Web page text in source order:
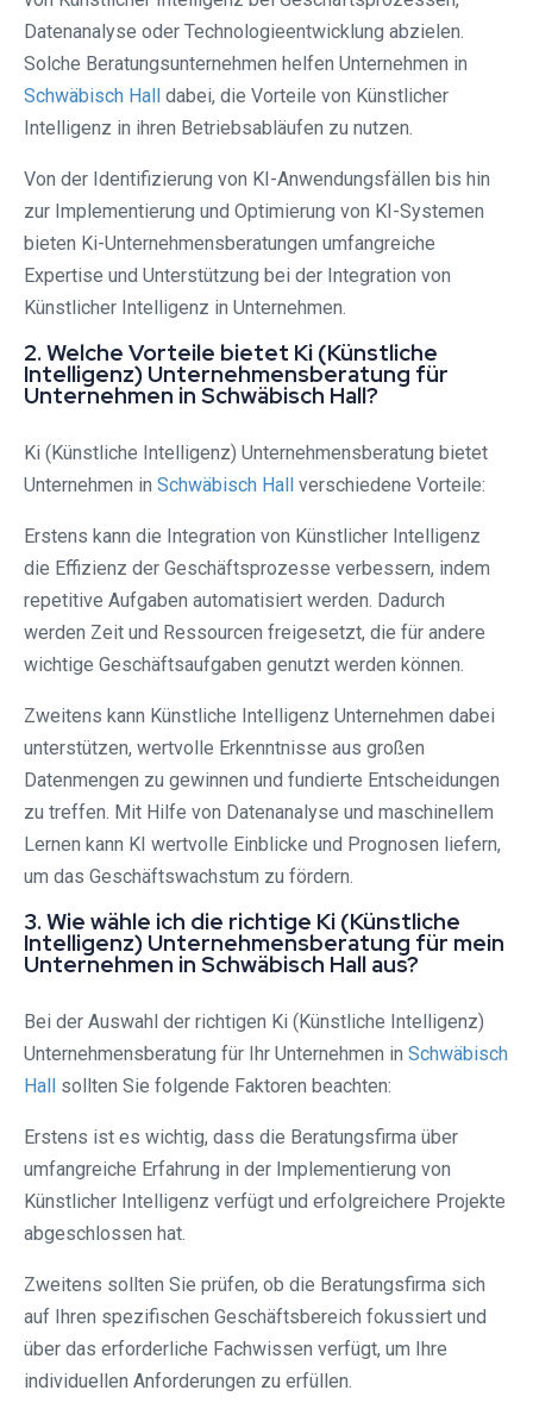
Datenanalyse oder Technologieentwicklung abzielen.
Solche Beratungsunternehmen helfen Unternehmen in
Schwäbisch Hall dabei, die Vorteile von Künstlicher
Intelligenz in ihren Betriebsabläufen zu nutzen.
Von der Identifizierung von KI-Anwendungsfällen bis hin
zur Implementierung und Optimierung von KI-Systemen
bieten Ki-Unternehmensberatungen umfangreiche
Expertise und Unterstützung bei der Integration von
Künstlicher Intelligenz in Unternehmen.
2. Welche Vorteile bietet Ki (Künstliche
Intelligenz) Unternehmensberatung für
Unternehmen in Schwäbisch Hall?
Ki (Künstliche Intelligenz) Unternehmensberatung bietet
Unternehmen in Schwäbisch Hall verschiedene Vorteile:
Erstens kann die Integration von Künstlicher Intelligenz
die Effizienz der Geschäftsprozesse verbessern, indem
repetitive Aufgaben automatisiert werden. Dadurch
werden Zeit und Ressourcen freigesetzt, die für andere
wichtige Geschäftsaufgaben genutzt werden können.
Zweitens kann Künstliche Intelligenz Unternehmen dabei
unterstützen, wertvolle Erkenntnisse aus großen
Datenmengen zu gewinnen und fundierte Entscheidungen
zu treffen. Mit Hilfe von Datenanalyse und maschinellem
Lernen kann KI wertvolle Einblicke und Prognosen liefern,
um das Geschäftswachstum zu fördern.
3. Wie wähle ich die richtige Ki (Künstliche
Intelligenz) Unternehmensberatung für mein
Unternehmen in Schwäbisch Hall aus?
Bei der Auswahl der richtigen Ki (Künstliche Intelligenz)
Unternehmensberatung für Ihr Unternehmen in Schwäbisch
Hall sollten Sie folgende Faktoren beachten:
Erstens ist es wichtig, dass die Beratungsfirma über
umfangreiche Erfahrung in der Implementierung von
Künstlicher Intelligenz verfügt und erfolgreichere Projekte
abgeschlossen hat.
Zweitens sollten Sie prüfen, ob die Beratungsfirma sich
auf Ihren spezifischen Geschäftsbereich fokussiert und
über das erforderliche Fachwissen verfügt, um Ihre
individuellen Anforderungen zu erfüllen.